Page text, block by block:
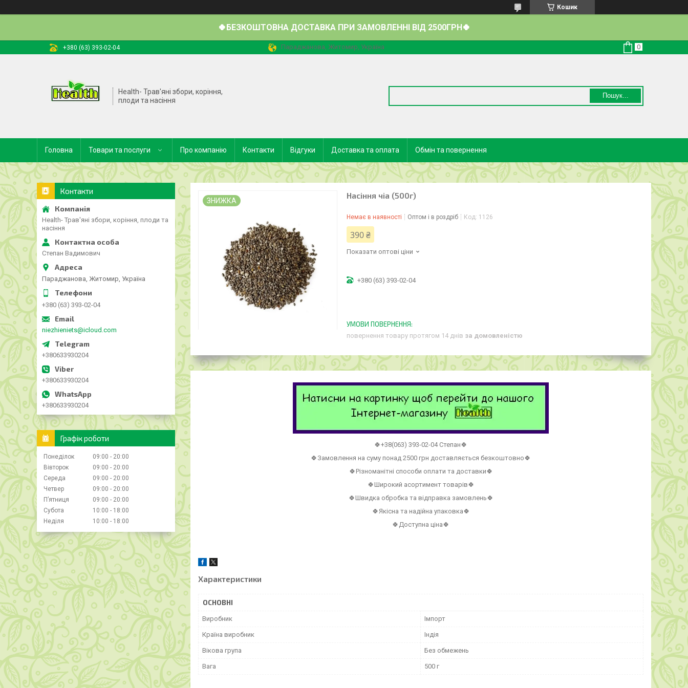
Кошик
🍀БЕЗКОШТОВНА ДОСТАВКА ПРИ ЗАМОВЛЕННІ ВІД 2500ГРН🍀
+380 (63) 393-02-04 Параджанова, Житомир, Україна
Health- Трав'яні збори, коріння,
плоди та насіння
Пошук...
Головна Товари та послуги Про компанію Контакти Відгуки Доставка та оплата Обмін та повернення
ЗНИЖКА
Насіння чіа (500г)
Немає в наявності Оптом і в роздріб Код: 1126
390 ₴
Показати оптові ціни
+380 (63) 393-02-04
повернення товару протягом 14 днів за домовленістю
🍀+38(063) 393-02-04 Степан🍀
🍀Замовлення на суму понад 2500 грн доставляється безкоштовно🍀
🍀Різноманітні способи оплати та доставки🍀
🍀Широкий асортимент товарів🍀
🍀Швидка обробка та відправка замовлень🍀
🍀Якісна та надійна упаковка🍀
🍀Доступна ціна🍀
Характеристики
ОСНОВНІ
Виробник Імпорт
Країна виробник Індія
Вікова група Без обмежень
Вага 500 г
Контакти
Health- Трав'яні збори, коріння, плоди та
насіння
Степан Вадимович
Параджанова, Житомир, Україна
+380 (63) 393-02-04
niezhieniets@icloud.com
+380633930204
+380633930204
+380633930204
Графік роботи
Понеділок 09:00
20:00
Вівторок
09:00
20:00
Середа
09:00
20:00
Четвер
09:00
20:00
Пʼятниця
09:00
20:00
Субота
10:00
18:00
Неділя
10:00 18:00